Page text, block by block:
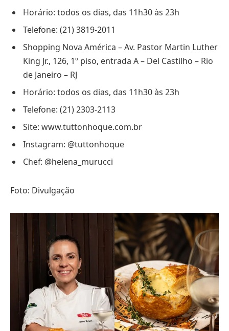
Horário: todos os dias, das 11h30 às 23h
Telefone: (21) 3819-2011
Shopping Nova América – Av. Pastor Martin Luther
King Jr., 126, 1º piso, entrada A – Del Castilho – Rio
de Janeiro – RJ
Horário: todos os dias, das 11h30 às 23h
Telefone: (21) 2303-2113
Site: www.tuttonhoque.com.br
Instagram: @tuttonhoque
Chef: @helena_murucci
Foto: Divulgação